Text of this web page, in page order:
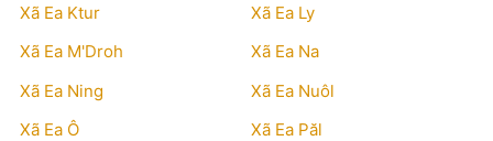
Xã Ea Ktur
Xã Ea Ly
Xã Ea M'Droh
Xã Ea Na
Xã Ea Ning
Xã Ea Nuôl
Xã Ea Ô
Xã Ea Păl